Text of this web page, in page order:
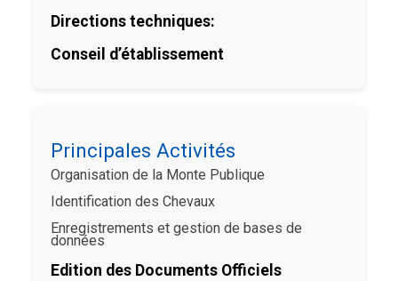
Directions techniques:
Conseil d’établissement
Principales Activités
Organisation de la Monte Publique
Identification des Chevaux
Enregistrements et gestion de bases de
données
Edition des Documents Officiels